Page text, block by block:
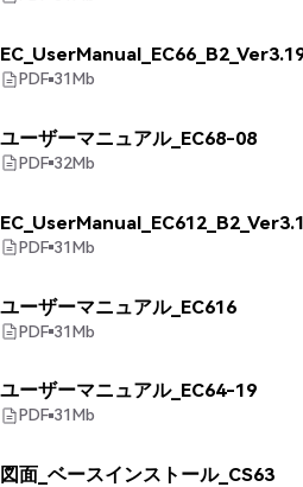
PDF 31Mb
ユーザーマニュアル_EC68-08
PDF 32Mb
PDF 31Mb
ユーザーマニュアル_EC616
PDF 31Mb
ユーザーマニュアル_EC64-19
PDF 31Mb
図面_ベースインストール_CS63